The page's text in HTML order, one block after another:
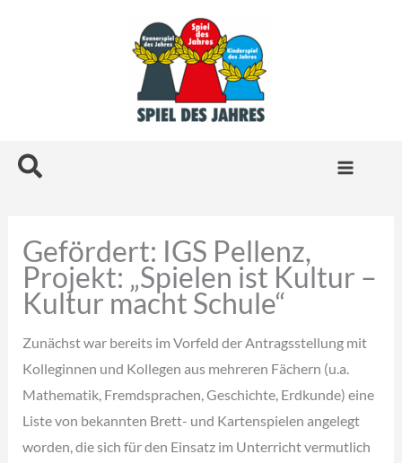
Suchen
Gefördert: IGS Pellenz,
Projekt: „Spielen ist Kultur –
Kultur macht Schule“
Zunächst war bereits im Vorfeld der Antragsstellung mit
Kolleginnen und Kollegen aus mehreren Fächern (u.a.
Mathematik, Fremdsprachen, Geschichte, Erdkunde) eine
Liste von bekannten Brett- und Kartenspielen angelegt
worden, die sich für den Einsatz im Unterricht vermutlich